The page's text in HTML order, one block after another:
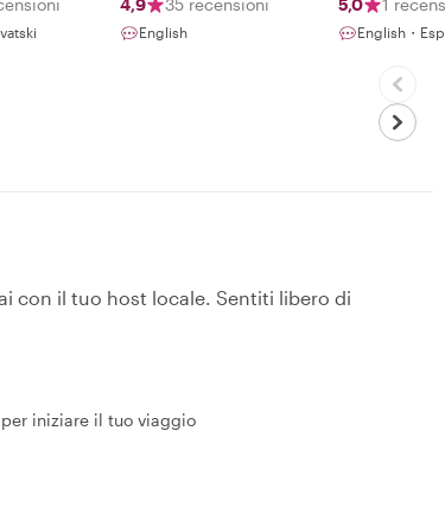
English English・
con il tuo host locale. Sentiti libero di
iniziare il tuo viaggio